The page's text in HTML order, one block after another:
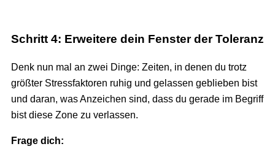
Schritt 4: Erweitere dein Fenster der Toleranz
Denk nun mal an zwei Dinge: Zeiten, in denen du trotz
größter Stressfaktoren ruhig und gelassen geblieben bist
und daran, was Anzeichen sind, dass du gerade im Begriff
bist diese Zone zu verlassen.
Frage dich: